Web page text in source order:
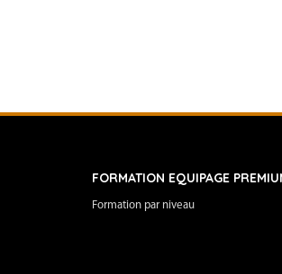
FORMATION EQUIPAGE
Formation par niveau